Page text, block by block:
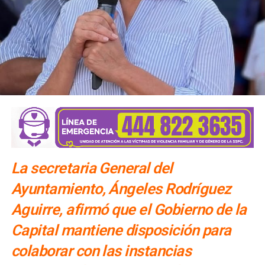
La secretaria General del
Ayuntamiento, Ángeles Rodríguez
Aguirre, afirmó que el Gobierno de la
Capital mantiene disposición para
colaborar con las instancias